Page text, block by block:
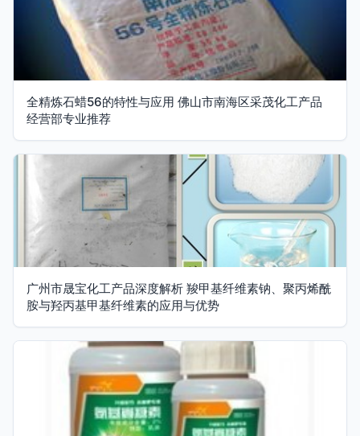
全精炼石蜡56的特性与应用 佛山市南海区采茂化工产品
经营部专业推荐
广州市晟宝化工产品深度解析 羧甲基纤维素钠、聚丙烯酰
胺与羟丙基甲基纤维素的应用与优势